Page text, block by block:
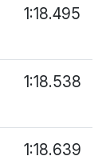
1:18.495
1:18.538
1:18.639